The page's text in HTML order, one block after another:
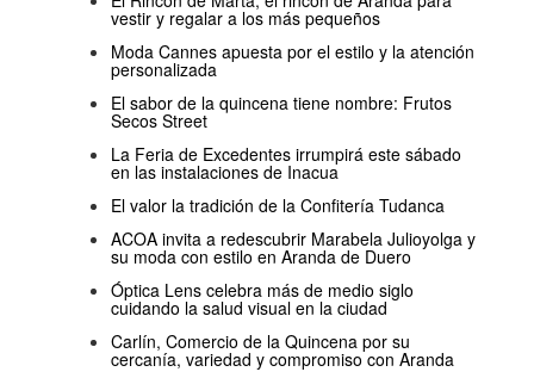
vestir y regalar a los más pequeños
Moda Cannes apuesta por el estilo y la atención
personalizada
El sabor de la quincena tiene nombre: Frutos
Secos Street
La Feria de Excedentes irrumpirá este sábado
en las instalaciones de Inacua
El valor la tradición de la Confitería Tudanca
ACOA invita a redescubrir Marabela Julioyolga y
su moda con estilo en Aranda de Duero
Óptica Lens celebra más de medio siglo
cuidando la salud visual en la ciudad
Carlín, Comercio de la Quincena por su
cercanía, variedad y compromiso con Aranda